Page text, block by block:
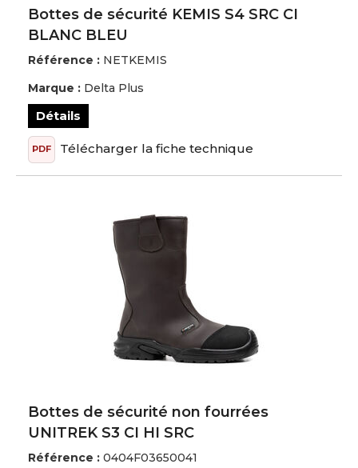
Bottes de sécurité KEMIS S4 SRC CI
BLANC BLEU
Référence : NETKEMIS
Marque : Delta Plus
Détails
PDF Télécharger la fiche technique
Bottes de sécurité non fourrées
UNITREK S3 CI HI SRC
Référence : 0404F03650041